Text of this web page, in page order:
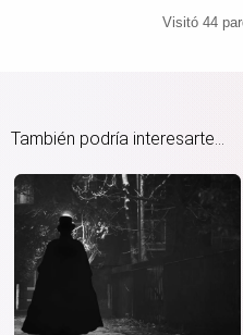
Visitó 44
También podría interesarte...